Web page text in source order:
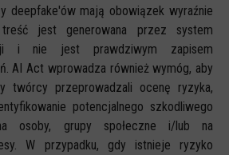
deepfake'ów mają obowiązek wyraźnie
jest generowana przez system
i nie jest prawdziwym zapisem
AI Act wprowadza również wymóg, aby
twórcy przeprowadzali ocenę ryzyka,
potencjalnego szkodliwego
osoby, grupy społeczne i/lub na
W przypadku, gdy istnieje ryzyko